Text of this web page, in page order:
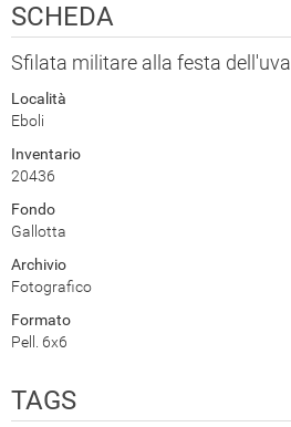
SCHEDA
Sfilata militare alla festa dell'uva
Località
Eboli
Inventario
20436
Fondo
Gallotta
Archivio
Fotografico
Formato
Pell. 6x6
TAGS